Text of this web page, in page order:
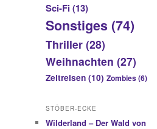
Sci-Fi (13)
Sonstiges (74)
Thriller (28)
Weihnachten (27)
Zeitreisen (10) Zombies(6)
STÖBER-ECKE
Wilderland – Der Wald von